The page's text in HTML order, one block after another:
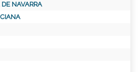
NAVARRA